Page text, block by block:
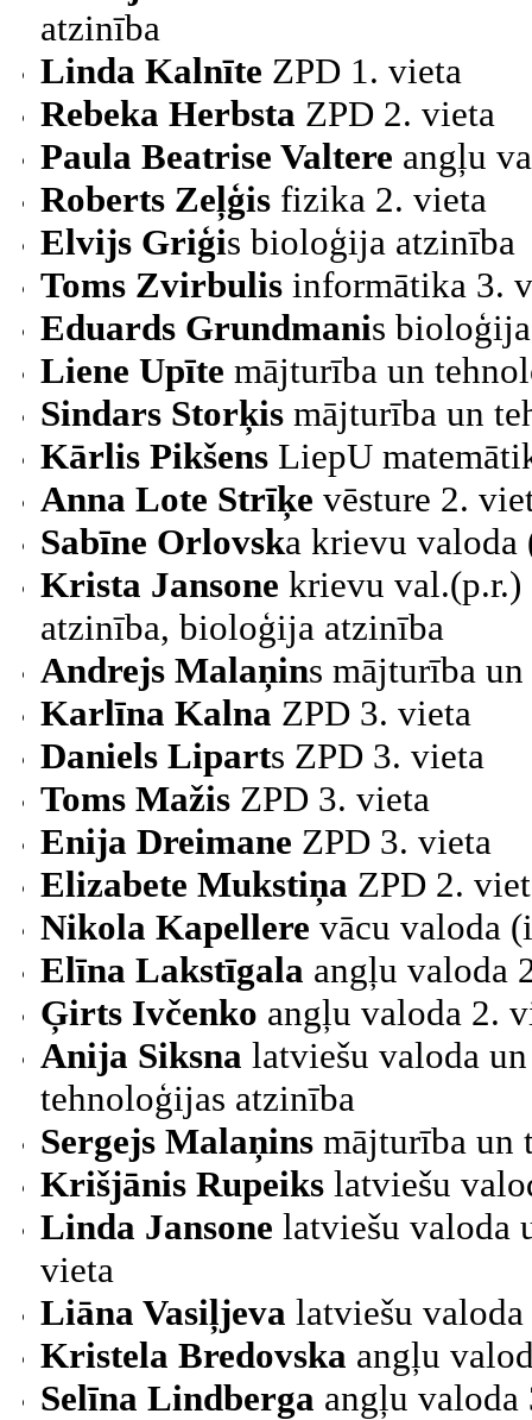
atzinība
Linda Kalnīte ZPD 1. vieta
Rebeka Herbsta ZPD 2. vieta
Paula Beatrise Valtere angļu
Roberts Zeļģis fizika 2. vieta
Elvijs Griģis bioloģija atzinība
Toms Zvirbulis informātika 3.
Eduards Grundmanis
Liene Upīte mājturība un
Sindars Storķis mājturība un
Kārlis Pikšens LiepU
Anna Lote Strīķe vēsture 2.
Sabīne Orlovska krievu valoda
Krista Jansone krievu val.(p.r.)
atzinība, bioloģija atzinība
Andrejs Malaņins mājturība
Karlīna Kalna ZPD 3. vieta
Daniels Liparts ZPD 3. vieta
Toms Mažis ZPD 3. vieta
Enija Dreimane ZPD 3. vieta
Elizabete Mukstiņa ZPD 2.
Nikola Kapellere vācu valoda
Elīna Lakstīgala angļu valoda
Ģirts Ivčenko angļu valoda 2.
Anija Siksna latviešu valoda
tehnoloģijas atzinība
Sergejs Malaņins mājturība un
Krišjānis Rupeiks latviešu
Linda Jansone latviešu valoda
vieta
Liāna Vasiļjeva latviešu
Kristela Bredovska angļu
Selīna Lindberga angļu valoda